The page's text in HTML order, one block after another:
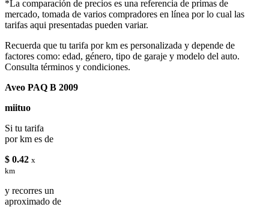
*La comparación de precios es una referencia de primas de
mercado, tomada de varios compradores en línea por lo cual las
tarifas aqui presentadas pueden variar.
Recuerda que tu tarifa por km es personalizada y depende de
factores como: edad, género, tipo de garaje y modelo del auto.
Consulta términos y condiciones.
Aveo PAQ B 2009
miituo
Si tu tarifa
por km es de
$ 0.42 x
km
y recorres un
aproximado de